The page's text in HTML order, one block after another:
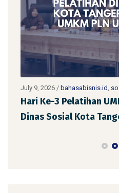
July 9, 2026 / bahasabisnis.id
Hari Ke-3 Pelatihan
Dinas Sosial Kota